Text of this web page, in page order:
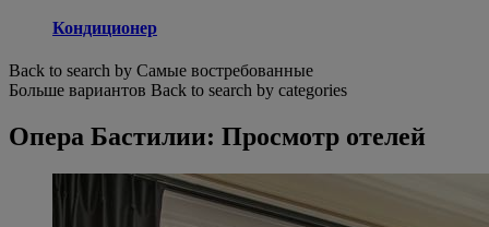
Кондиционер
Back to search by Самые востребованные
Больше вариантов Back to search by categories
Опера Бастилии: Просмотр отелей